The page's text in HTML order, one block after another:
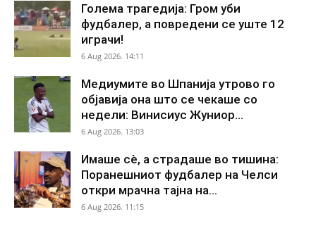
Голема трагедија: Гром уби
фудбалер, а повредени се уште 12
играчи!
6 Aug 2026. 14:11
Медиумите во Шпанија утрово го
објавија она што се чекаше со
недели: Винисиус Жуниор...
6 Aug 2026. 13:03
Имаше сè, а страдаше во тишина:
Поранешниот фудбалер на Челси
откри мрачна тајна на...
6 Aug 2026. 11:15